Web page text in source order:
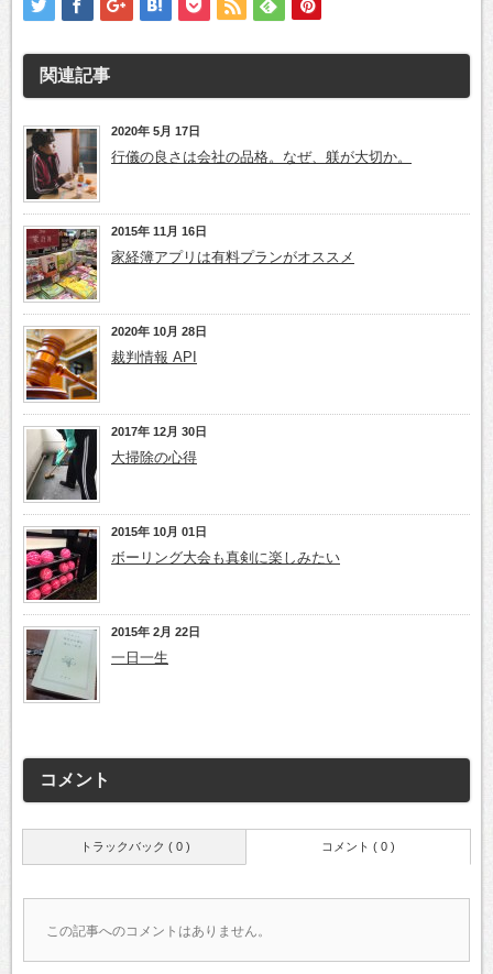
関連記事
2020年 5月 17日
行儀の良さは会社の品格。なぜ、躾が大切か。
2015年 11月 16日
家経簿アプリは有料プランがオススメ
2020年 10月 28日
裁判情報 API
2017年 12月 30日
大掃除の心得
2015年 10月 01日
ボーリング大会も真剣に楽しみたい
2015年 2月 22日
一日一生
コメント
トラックバック ( 0 ) コメント ( 0 )
この記事へのコメントはありません。